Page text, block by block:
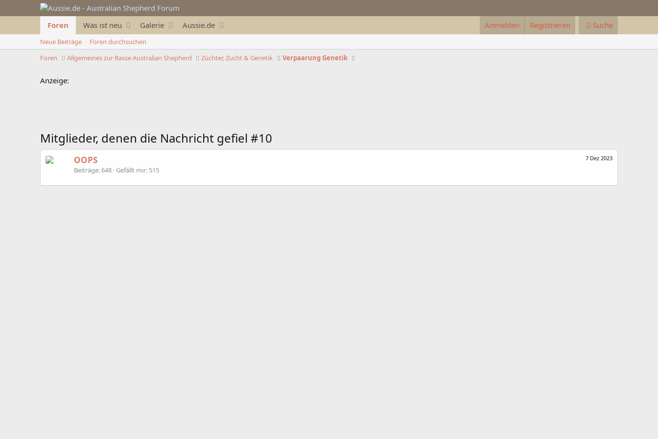
Foren Was ist neu Galerie Aussie.de Anmelden Registrieren Suche
Neue Beiträge
Foren durchsuchen
Foren
Allgemeines zur Rasse Australian Shepherd Züchter, Zucht & Genetik Verpaarung Genetik
Anzeige:
Mitglieder, denen die Nachricht gefiel #10
7 Dez 2023
OOPS
Beiträge 648 Gefällt mir 515